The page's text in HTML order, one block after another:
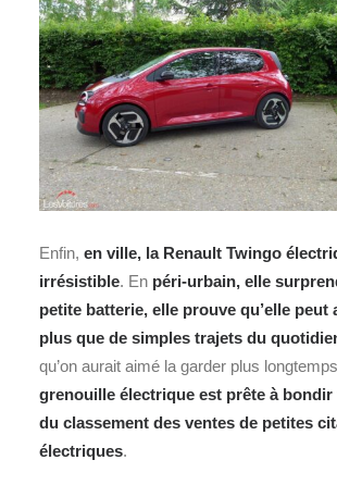
Enfin, en ville, la Renault Twingo
irrésistible. En péri‑urbain, elle
petite batterie, elle prouve qu’elle peut
plus que de simples trajets du
qu’on aurait aimé la garder plus
grenouille électrique est prête à bondir
du classement des ventes de petites
électriques.